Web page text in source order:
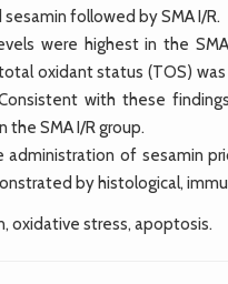
sesamin followed by SMA I/R.
were highest in the
oxidant status (TOS)
with these
the SMA I/R group.
administration of sesamin
by histological,
oxidative stress, apoptosis.